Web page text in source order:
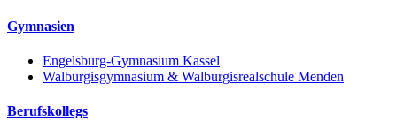
Gymnasien
Engelsburg-Gymnasium Kassel
Walburgisgymnasium & Walburgisrealschule Menden
Berufskollegs